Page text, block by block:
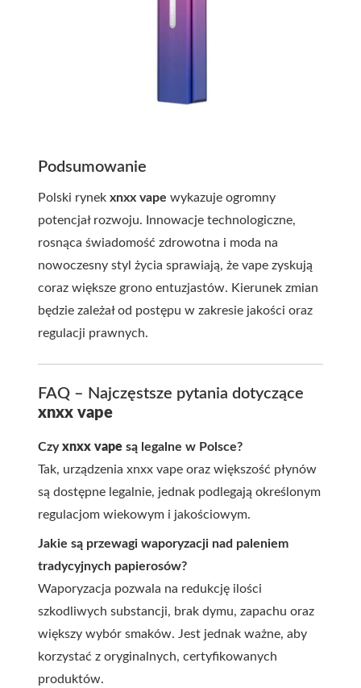
Podsumowanie
Polski rynek xnxx vape wykazuje ogromny
potencjał rozwoju. Innowacje technologiczne,
rosnąca świadomość zdrowotna i moda na
nowoczesny styl życia sprawiają, że vape zyskują
coraz większe grono entuzjastów. Kierunek zmian
będzie zależał od postępu w zakresie jakości oraz
regulacji prawnych.
FAQ – Najczęstsze pytania dotyczące
xnxx vape
Czyxnxx vape są legalne w Polsce?
Tak, urządzenia xnxx vape oraz większość płynów
są dostępne legalnie, jednak podlegają określonym
regulacjom wiekowym i jakościowym.
Jakie są przewagi waporyzacji nad paleniem
tradycyjnych papierosów?
Waporyzacja pozwala na redukcję ilości
szkodliwych substancji, brak dymu, zapachu oraz
większy wybór smaków. Jest jednak ważne, aby
korzystać z oryginalnych, certyfikowanych
produktów.